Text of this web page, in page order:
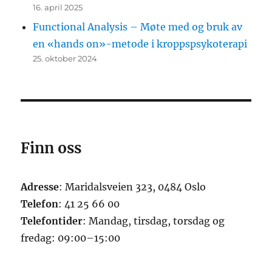
16. april 2025
Functional Analysis – Møte med og bruk av
en «hands on»-metode i kroppspsykoterapi
25. oktober 2024
Finn oss
Adresse: Maridalsveien 323, 0484 Oslo
Telefon: 41 25 66 00
Telefontider: Mandag, tirsdag, torsdag og
fredag: 09:00–15:00